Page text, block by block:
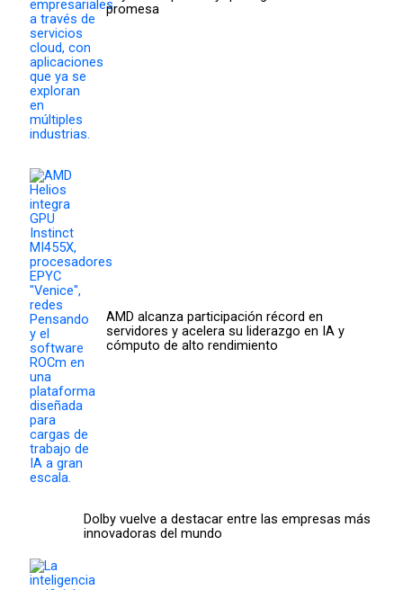
promesa
AMD alcanza participación récord en
servidores y acelera su liderazgo en IA y
cómputo de alto rendimiento
Dolby vuelve a destacar entre las empresas más
innovadoras del mundo